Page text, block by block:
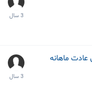
عادت ماهانه